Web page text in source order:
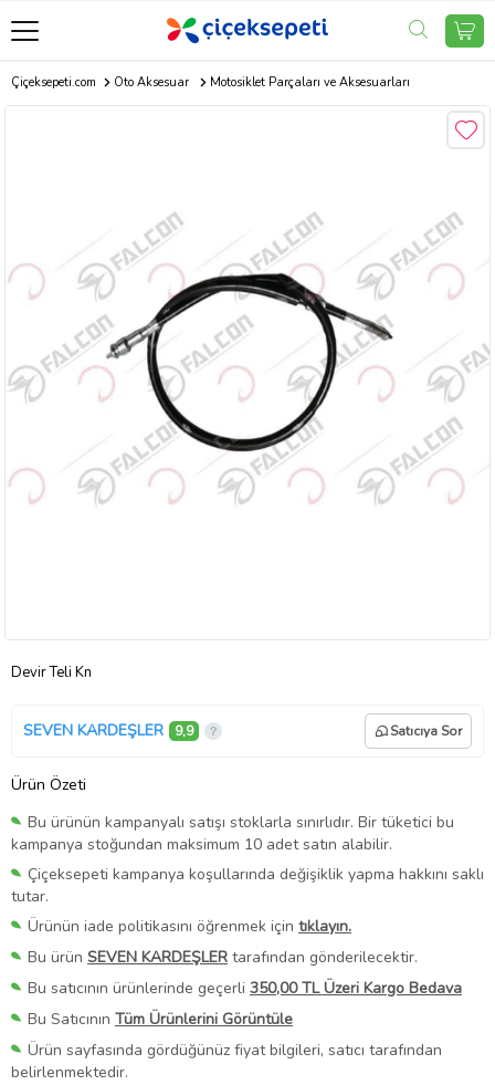
Çiçeksepeti.com Oto Aksesuar Motosiklet Parçaları ve Aksesuarları
Devir Teli Kn
SEVEN KARDEŞLER 9,9 Satıcıya Sor
Ürün Özeti
Bu ürünün kampanyalı satışı stoklarla sınırlıdır. Bir tüketici bu
kampanya stoğundan maksimum 10 adet satın alabilir.
Çiçeksepeti kampanya koşullarında değişiklik yapma hakkını saklı
tutar.
Ürünün iade politikasını öğrenmek için tıklayın.
Bu ürün SEVEN KARDEŞLER tarafından gönderilecektir.
Bu satıcının ürünlerinde geçerli 350,00 TL Üzeri Kargo Bedava
Bu Satıcının Tüm Ürünlerini Görüntüle
Ürün sayfasında gördüğünüz fiyat bilgileri, satıcı tarafından
belirlenmektedir.